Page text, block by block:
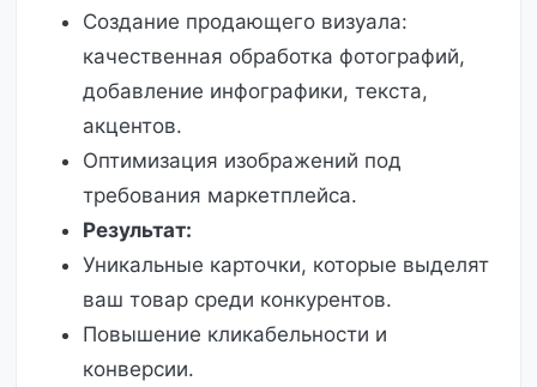
Создание продающего визуала:
качественная обработка фотографий,
добавление инфографики, текста,
акцентов.
Оптимизация изображений под
требования маркетплейса.
Результат:
Уникальные карточки, которые выделят
ваш товар среди конкурентов.
Повышение кликабельности и
конверсии.